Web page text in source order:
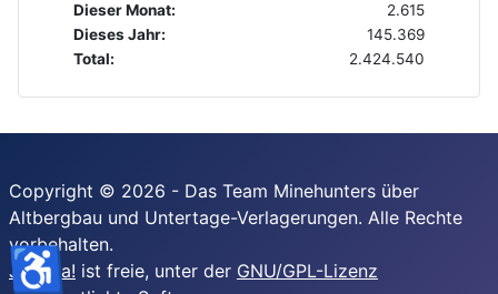
Dieser Monat:
2.615
Dieses Jahr:
145.369
Total:
2.424.540
Copyright © 2026 - Das Team Minehunters über
Altbergbau und Untertage-Verlagerungen. Alle Rechte
vorbehalten.
Joomla! ist freie, unter der GNU/GPL-Lizenz